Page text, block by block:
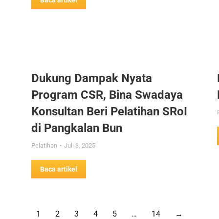
Dukung Dampak Nyata
Program CSR, Bina Swadaya
Konsultan Beri Pelatihan SRoI
di Pangkalan Bun
Pelatihan Juli 3, 2025
Baca artikel
1 2 3 4 5 … 14 →